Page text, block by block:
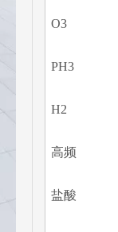
O3
PH3
H2
高频
盐酸